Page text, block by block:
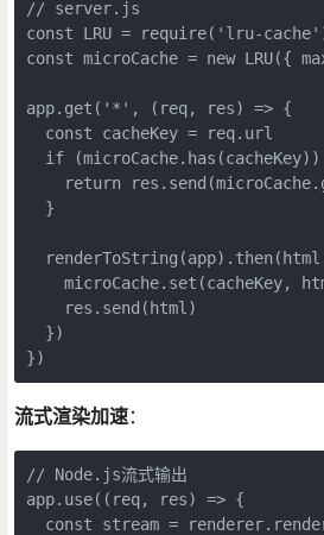
// server.js
const LRU = require('lru-
const microCache = new LRU({
app.get('*', (req, res) => {
  const cacheKey = req.url
if (microCache.has(cacheKey))
return
  }
renderToString(app).then(html
microCache.set(cacheKey,
    res.send(html)
  })
})
流式渲染加速：
// Node.js流式输出
app.use((req, res) => {
const stream =